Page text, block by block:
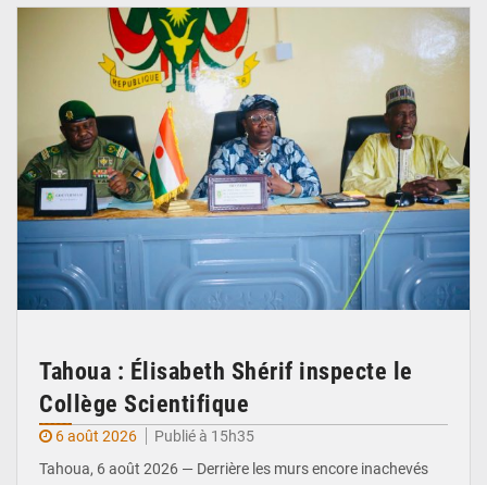
Tahoua : Élisabeth Shérif inspecte le
Collège Scientifique
6 août 2026
Publié à 15h35
Tahoua, 6 août 2026 — Derrière les murs encore inachevés